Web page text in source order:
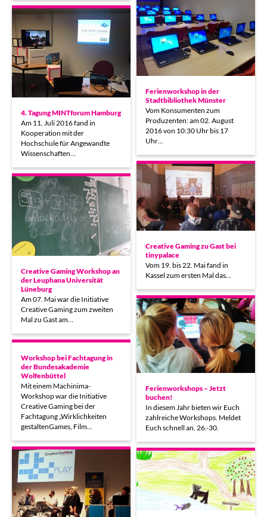
Ferienworkshop in der
Stadtbibliothek Münster
Vom Konsumenten zum
Produzenten: am 02. August
2016 von 10:30 Uhr bis 17
Uhr…
4. Tagung MINTforum Hamburg
Am 11. Juli 2016 fand in
Kooperation mit der
Hochschule für Angewandte
Wissenschaften…
Creative Gaming zu Gast bei
tinypalace
Vom 19. bis 22. Mai fand in
Kassel zum ersten Mal das…
Creative Gaming Workshop an
der Leuphana Universität
Lüneburg
Am 07. Mai war die Initiative
Creative Gaming zum zweiten
Mal zu Gast am…
Ferienworkshops – Jetzt
buchen!
In diesem Jahr bieten wir Euch
zahlreiche Workshops. Meldet
Euch schnell an. 26.-30.
Workshop bei Fachtagung in
der Bundesakademie
Wolfenbüttel
Mit einem Machinima-
Workshop war die Initiative
Creative Gaming bei der
Fachtagung „Wirklichkeiten
gestaltenGames, Film…